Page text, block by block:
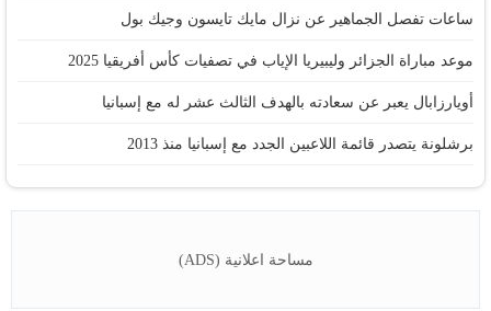
ساعات تفصل الجماهير عن نزال مايك تايسون وجيك بول
موعد مباراة الجزائر وليبيريا الإياب في تصفيات كأس أفريقيا 2025
أويارزابال يعبر عن سعادته بالهدف الثالث عشر له مع إسبانيا
برشلونة يتصدر قائمة اللاعبين الجدد مع إسبانيا منذ 2013
مساحة اعلانية (ADS)